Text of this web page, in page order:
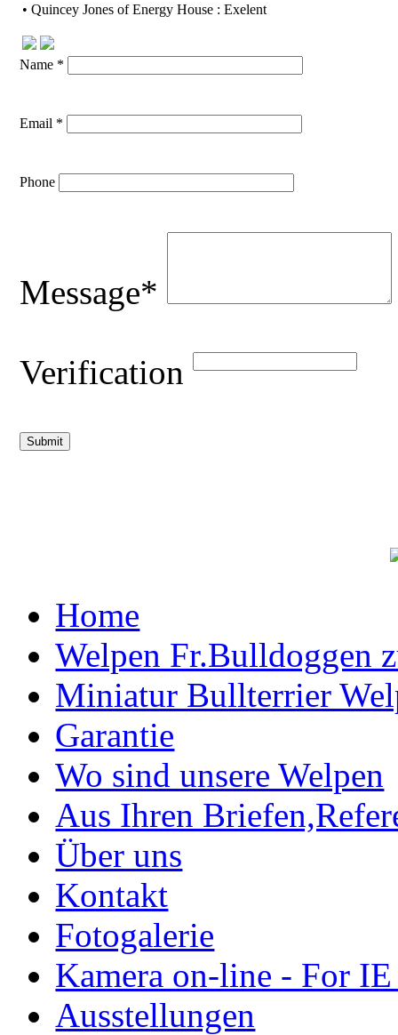
• Quincey Jones of Energy House : Exelent
Name *
Email *
Phone
Message*
Verification
Home
Welpen Fr.Bulldoggen
Miniatur Bullterrier
Garantie
Wo sind unsere Welpen
Aus Ihren
Über uns
Kontakt
Fotogalerie
Kamera on-line - For
Ausstellungen